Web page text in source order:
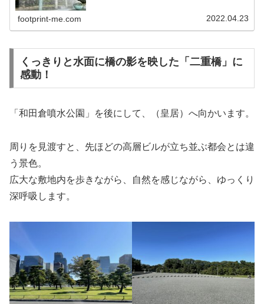
footprint-me.com 2022.04.23
くっきりと水面に橋の影を映した「二重橋」に
感動！
「和田倉噴水公園」を後にして、（皇居）へ向かいます。
周りを見渡すと、先ほどの高層ビルが立ち並ぶ都会とは違
う景色。
広大な敷地内を歩きながら、自然を感じながら、ゆっくり
深呼吸します。